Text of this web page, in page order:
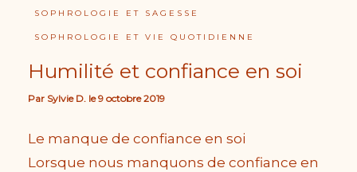
SOPHROLOGIE ET SAGESSE
SOPHROLOGIE ET VIE QUOTIDIENNE
Humilité et confiance en soi
Par Sylvie D. le9 octobre 2019
Le manque de confiance en soi
Lorsque nous manquons de confiance en